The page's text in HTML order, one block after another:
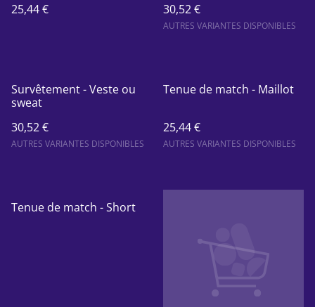
25,44 €
30,52 €
AUTRES VARIANTES DISPONIBLES
Survêtement - Veste ou
sweat
30,52 €
AUTRES VARIANTES DISPONIBLES
Tenue de match - Maillot
25,44 €
AUTRES VARIANTES DISPONIBLES
Tenue de match - Short